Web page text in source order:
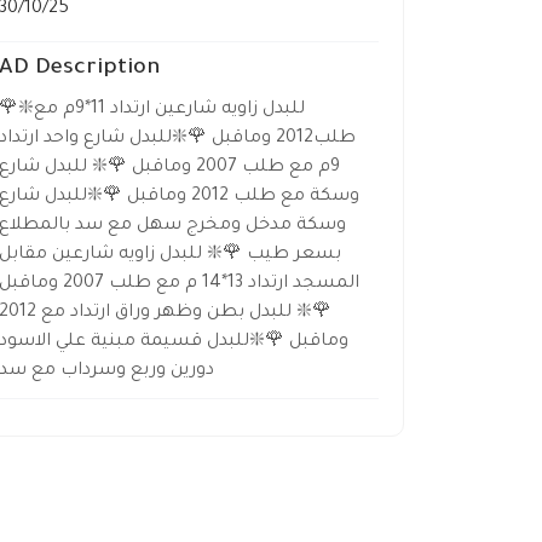
30/10/25
AD Description
🌹❇️للبدل زاويه شارعين ارتداد 11*9م مع
طلب2012 وماقبل 🌹❇️للبدل شارع واحد ارتداد
9م مع طلب 2007 وماقبل 🌹❇️ للبدل شارع
وسكة مع طلب 2012 وماقبل 🌹❇️للبدل شارع
وسكة مدخل ومخرج سهل مع سد بالمطلاع
بسعر طيب 🌹❇️ للبدل زاويه شارعين مقابل
المسجد ارتداد 13*14 م مع طلب 2007 وماقبل
🌹❇️ للبدل بطن وظهر وراق ارتداد مع 2012
وماقبل 🌹❇️للبدل قسيمة مبنية علي الاسود
دورين وربع وسرداب مع سد